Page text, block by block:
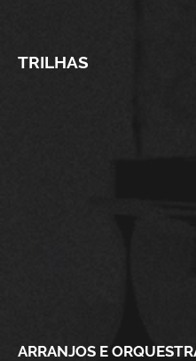
TRILHAS
ARRANJOS E